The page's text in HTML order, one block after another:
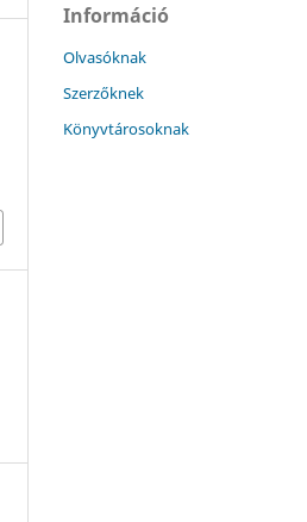
Információ
Olvasóknak
Szerzőknek
Könyvtárosoknak